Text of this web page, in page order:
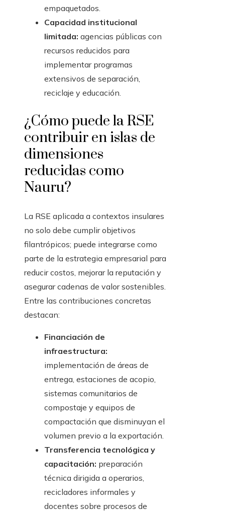
empaquetados.
Capacidad institucional
limitada: agencias públicas con
recursos reducidos para
implementar programas
extensivos de separación,
reciclaje y educación.
¿Cómo puede la RSE
contribuir en islas de
dimensiones
reducidas como
Nauru?
La RSE aplicada a contextos insulares
no solo debe cumplir objetivos
filantrópicos; puede integrarse como
parte de la estrategia empresarial para
reducir costos, mejorar la reputación y
asegurar cadenas de valor sostenibles.
Entre las contribuciones concretas
destacan:
Financiación de
infraestructura:
implementación de áreas de
entrega, estaciones de acopio,
sistemas comunitarios de
compostaje y equipos de
compactación que disminuyan el
volumen previo a la exportación.
Transferencia tecnológica y
capacitación: preparación
técnica dirigida a operarios,
recicladores informales y
docentes sobre procesos de